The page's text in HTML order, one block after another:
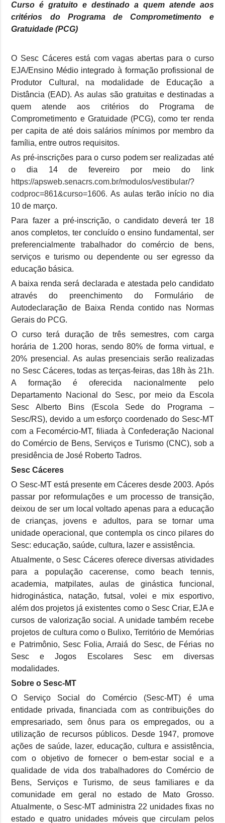
Curso é gratuito e destinado a quem atende aos
critérios do Programa de Comprometimento e
Gratuidade (PCG)
O Sesc Cáceres está com vagas abertas para o curso
EJA/Ensino Médio integrado à formação profissional de
Produtor Cultural, na modalidade de Educação a
Distância (EAD). As aulas são gratuitas e destinadas a
quem atende aos critérios do Programa de
Comprometimento e Gratuidade (PCG), como ter renda
per capita de até dois salários mínimos por membro da
família, entre outros requisitos.
As pré-inscrições para o curso podem ser realizadas até
o dia 14 de fevereiro por meio do link
https://apsweb.senacrs.com.br/modulos/vestibular/?
codproc=861&curso=1606. As aulas terão início no dia
10 de março.
Para fazer a pré-inscrição, o candidato deverá ter 18
anos completos, ter concluído o ensino fundamental, ser
preferencialmente trabalhador do comércio de bens,
serviços e turismo ou dependente ou ser egresso da
educação básica.
A baixa renda será declarada e atestada pelo candidato
através do preenchimento do Formulário de
Autodeclaração de Baixa Renda contido nas Normas
Gerais do PCG.
O curso terá duração de três semestres, com carga
horária de 1.200 horas, sendo 80% de forma virtual, e
20% presencial. As aulas presenciais serão realizadas
no Sesc Cáceres, todas as terças-feiras, das 18h às 21h.
A formação é oferecida nacionalmente pelo
Departamento Nacional do Sesc, por meio da Escola
Sesc Alberto Bins (Escola Sede do Programa –
Sesc/RS), devido a um esforço coordenado do Sesc-MT
com a Fecomércio-MT, filiada à Confederação Nacional
do Comércio de Bens, Serviços e Turismo (CNC), sob a
presidência de José Roberto Tadros.
Sesc Cáceres
O Sesc-MT está presente em Cáceres desde 2003. Após
passar por reformulações e um processo de transição,
deixou de ser um local voltado apenas para a educação
de crianças, jovens e adultos, para se tornar uma
unidade operacional, que contempla os cinco pilares do
Sesc: educação, saúde, cultura, lazer e assistência.
Atualmente, o Sesc Cáceres oferece diversas atividades
para a população cacerense, como beach tennis,
academia, matpilates, aulas de ginástica funcional,
hidroginástica, natação, futsal, volei e mix esportivo,
além dos projetos já existentes como o Sesc Criar, EJA e
cursos de valorização social. A unidade também recebe
projetos de cultura como o Bulixo, Território de Memórias
e Patrimônio, Sesc Folia, Arraiá do Sesc, de Férias no
Sesc e Jogos Escolares Sesc em diversas
modalidades.
Sobre o Sesc-MT
O Serviço Social do Comércio (Sesc-MT) é uma
entidade privada, financiada com as contribuições do
empresariado, sem ônus para os empregados, ou a
utilização de recursos públicos. Desde 1947, promove
ações de saúde, lazer, educação, cultura e assistência,
com o objetivo de fornecer o bem-estar social e a
qualidade de vida dos trabalhadores do Comércio de
Bens, Serviços e Turismo, de seus familiares e da
comunidade em geral no estado de Mato Grosso.
Atualmente, o Sesc-MT administra 22 unidades fixas no
estado e quatro unidades móveis que circulam pelos